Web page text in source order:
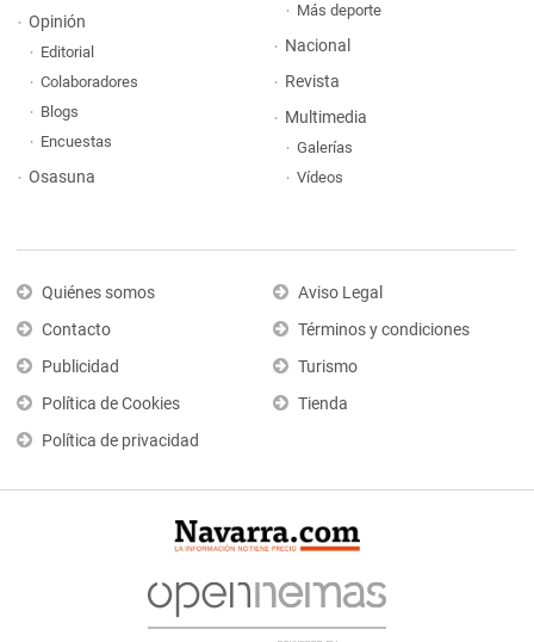
Opinión
Editorial
Colaboradores
Blogs
Encuestas
Osasuna
Más deporte
Nacional
Revista
Multimedia
Galerías
Vídeos
Quiénes somos
Contacto
Publicidad
Política de Cookies
Política de privacidad
Aviso Legal
Términos y condiciones
Turismo
Tienda